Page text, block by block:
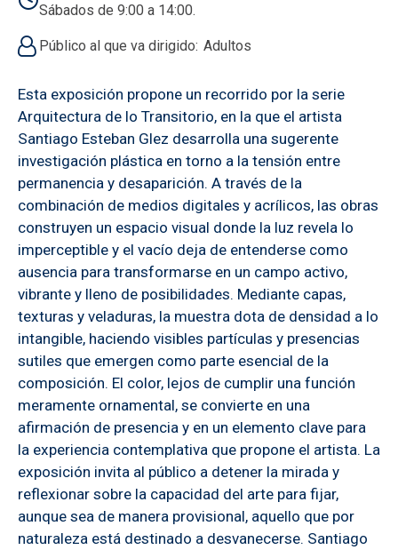
Sábados de 9:00 a 14:00.
Público al que va dirigido Adultos
Esta exposición propone un recorrido por la serie
Arquitectura de lo Transitorio, en la que el artista
Santiago Esteban Glez desarrolla una sugerente
investigación plástica en torno a la tensión entre
permanencia y desaparición. A través de la
combinación de medios digitales y acrílicos, las obras
construyen un espacio visual donde la luz revela lo
imperceptible y el vacío deja de entenderse como
ausencia para transformarse en un campo activo,
vibrante y lleno de posibilidades. Mediante capas,
texturas y veladuras, la muestra dota de densidad a lo
intangible, haciendo visibles partículas y presencias
sutiles que emergen como parte esencial de la
composición. El color, lejos de cumplir una función
meramente ornamental, se convierte en una
afirmación de presencia y en un elemento clave para
la experiencia contemplativa que propone el artista. La
exposición invita al público a detener la mirada y
reflexionar sobre la capacidad del arte para fijar,
aunque sea de manera provisional, aquello que por
naturaleza está destinado a desvanecerse. Santiago